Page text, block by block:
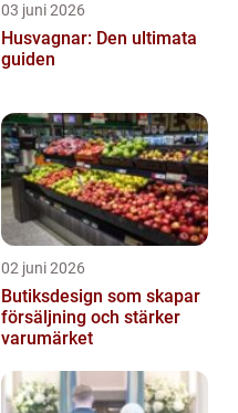
03 juni 2026
Husvagnar: Den ultimata
guiden
02 juni 2026
Butiksdesign som skapar
försäljning och stärker
varumärket